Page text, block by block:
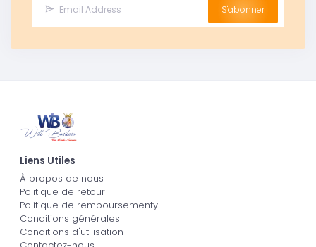
S'abonner
Liens Utiles
À propos de nous
Politique de retour
Politique de remboursementy
Conditions générales
Conditions d'utilisation